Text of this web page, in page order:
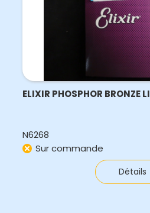
ELIXIR PHOSPHOR BRONZE
N6268
Sur commande
Détails